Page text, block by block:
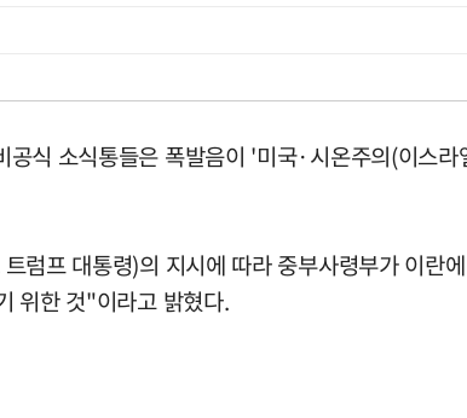
식 소식통들은 폭발음이 '미국·시온주의(이스
럼프 대통령)의 지시에 따라 중부사령부가 이란
위한 것"이라고 밝혔다.